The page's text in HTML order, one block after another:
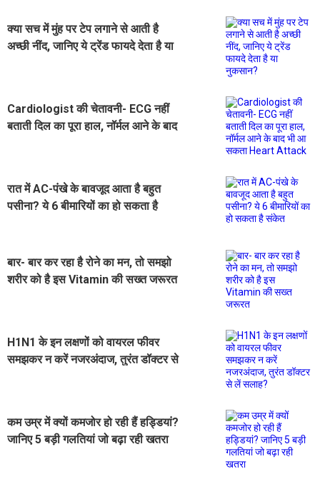
क्या सच में मुंह पर टेप लगाने से आती है
अच्छी नींद, जानिए ये ट्रेंड फायदे देता है या
Cardiologist की चेतावनी- ECG नहीं
बताती दिल का पूरा हाल, नॉर्मल आने के बाद
रात में AC-पंखे के बावजूद आता है बहुत
पसीना? ये 6 बीमारियों का हो सकता है
बार- बार कर रहा है रोने का मन, तो समझो
शरीर को है इस Vitamin की सख्त जरूरत
H1N1 के इन लक्षणों को वायरल फीवर
समझकर न करें नजरअंदाज, तुरंत डॉक्टर से
कम उम्र में क्यों कमजोर हो रही हैं हड्डियां?
जानिए 5 बड़ी गलतियां जो बढ़ा रही खतरा